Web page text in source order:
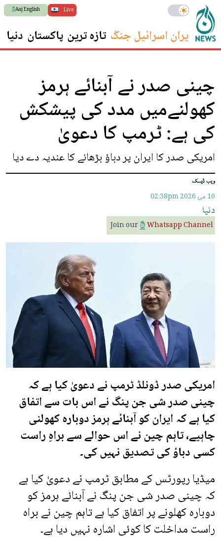
Live
Aaj English
ایران اسرائیل جنگ تازہ ترین پاکستان دنیا
چینی صدر نے آبنائے ہرمز
کھولنےمیں مدد کی پیشکش
کی ہے: ٹرمپ کا دعویٰ
امریکی صدر کا ایران پر دباؤ بڑھانے کا عندیہ دے دیا
ویب ڈیسک
16 مئ 2026 02:38pm
دنیا
Join our Whatsapp Channel
امریکی صدر ڈونلڈ ٹرمپ نے دعویٰ کیا ہے کہ
چینی صدر شی جن پنگ نے اس بات سے اتفاق
کیا ہے کہ ایران کو آبنائے ہرمز دوبارہ کھولنی
چاہیے، تاہم چین نے اس حوالے سے براہِ راست
کسی دباؤ کی تصدیق نہیں کی۔
میڈیا رپورٹس کے مطابق ٹرمپ نے دعویٰ کیا ہے
کہ چینی صدر شی جن پنگ نے آبنائے ہرمز کو
دوبارہ کھلونے پر اتفاق کیا ہے تاہم چین نے براہ
راست مداخلت کا کوئی اشارہ نہیں دیا ہے۔